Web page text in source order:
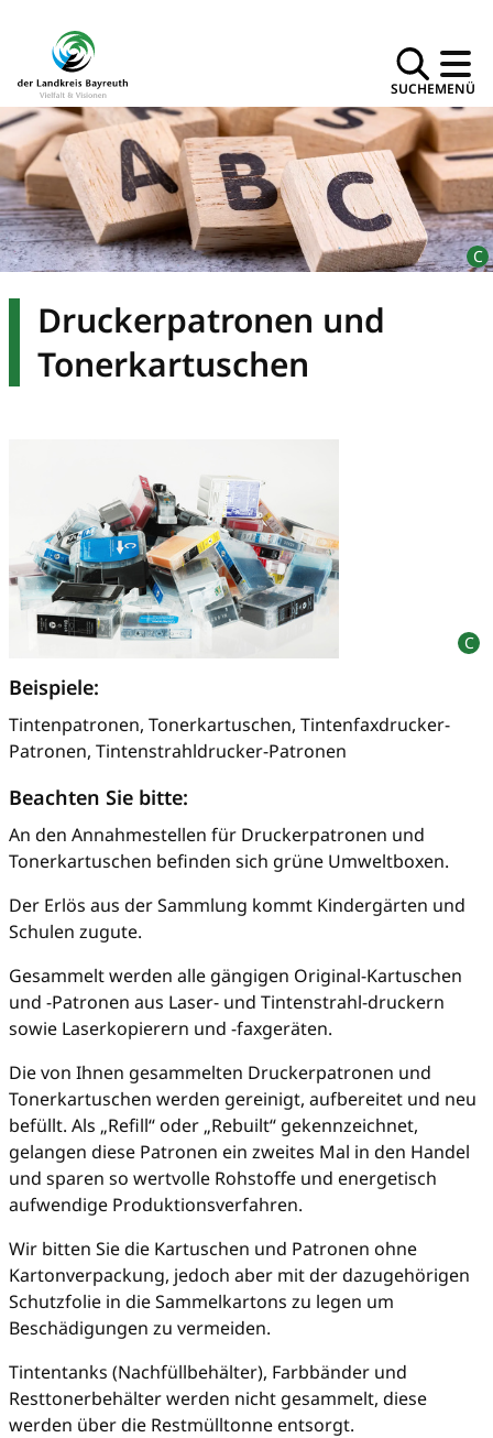
SUCHEMENÜ
Druckerpatronen und
Tonerkartuschen
Beispiele:
Tintenpatronen, Tonerkartuschen, Tintenfaxdrucker-
Patronen, Tintenstrahldrucker-Patronen
Beachten Sie bitte:
An den Annahmestellen für Druckerpatronen und
Tonerkartuschen befinden sich grüne Umweltboxen.
Der Erlös aus der Sammlung kommt Kindergärten und
Schulen zugute.
Gesammelt werden alle gängigen Original-Kartuschen
und -Patronen aus Laser- und Tintenstrahl-druckern
sowie Laserkopierern und -faxgeräten.
Die von Ihnen gesammelten Druckerpatronen und
Tonerkartuschen werden gereinigt, aufbereitet und neu
befüllt. Als „Refill“ oder „Rebuilt“ gekennzeichnet,
gelangen diese Patronen ein zweites Mal in den Handel
und sparen so wertvolle Rohstoffe und energetisch
aufwendige Produktionsverfahren.
Wir bitten Sie die Kartuschen und Patronen ohne
Kartonverpackung, jedoch aber mit der dazugehörigen
Schutzfolie in die Sammelkartons zu legen um
Beschädigungen zu vermeiden.
Tintentanks (Nachfüllbehälter), Farbbänder und
Resttonerbehälter werden nicht gesammelt, diese
werden über die Restmülltonne entsorgt.